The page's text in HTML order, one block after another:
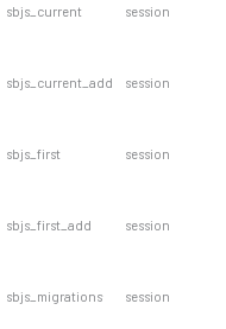
sbjs_current session
sbjs_current_add session
sbjs_first session
sbjs_first_add session
sbjs_migrations session